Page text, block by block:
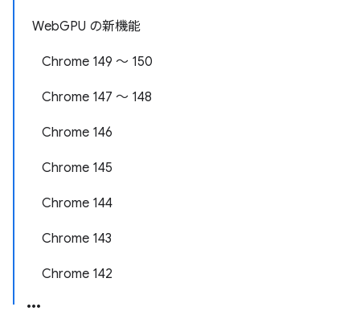
WebGPU の新機能
Chrome 149 ～ 150
Chrome 147 ～ 148
Chrome 146
Chrome 145
Chrome 144
Chrome 143
Chrome 142